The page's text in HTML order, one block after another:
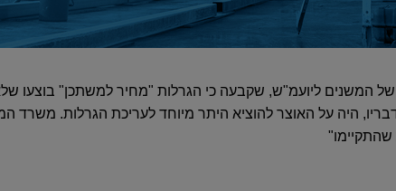
המשנים ליועמ"ש, שקבעה כי הגרלות "מחיר למשתכן" בוצעו
היה על האוצר להוציא היתר מיוחד לעריכת הגרלות. משרד